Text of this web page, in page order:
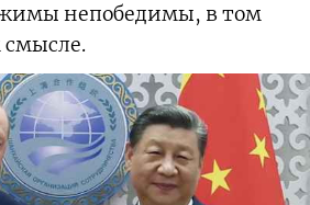
непобедимы, в том
смысле.